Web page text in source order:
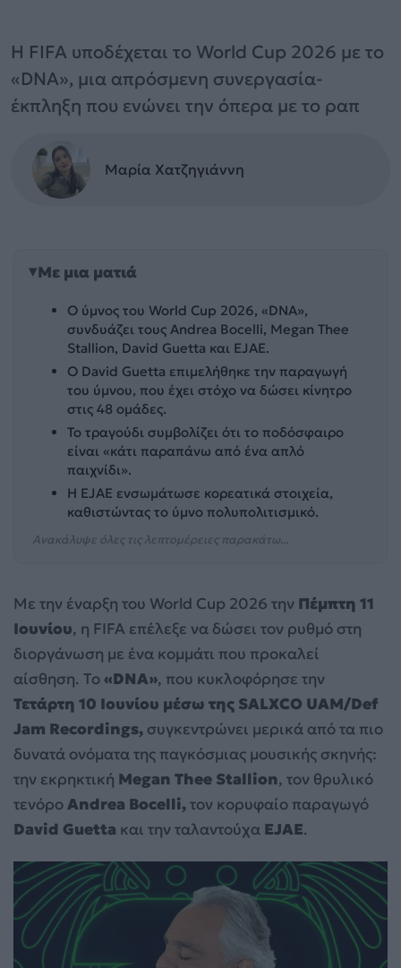
Η FIFA υποδέχεται το World Cup 2026 με το
«DNA», μια απρόσμενη συνεργασία-
έκπληξη που ενώνει την όπερα με το ραπ
Μαρία Χατζηγιάννη
Με μια ματιά
Ο ύμνος του World Cup 2026, «DNA»,
συνδυάζει τους Andrea Bocelli, Megan Thee
Stallion, David Guetta και EJAE.
Ο David Guetta επιμελήθηκε την παραγωγή
του ύμνου, που έχει στόχο να δώσει κίνητρο
στις 48 ομάδες.
Το τραγούδι συμβολίζει ότι το ποδόσφαιρο
είναι «κάτι παραπάνω από ένα απλό
παιχνίδι».
Η EJAE ενσωμάτωσε κορεατικά στοιχεία,
καθιστώντας το ύμνο πολυπολιτισμικό.
Ανακάλυψε όλες τις λεπτομέρειες παρακάτω...
Με την έναρξη του World Cup 2026 την Πέμπτη 11
Ιουνίου, η FIFA επέλεξε να δώσει τον ρυθμό στη
διοργάνωση με ένα κομμάτι που προκαλεί
αίσθηση. Το«DNA», που κυκλοφόρησε την
Τετάρτη 10 Ιουνίου μέσω της SALXCO UAM/Def
Jam Recordings, συγκεντρώνει μερικά από τα πιο
δυνατά ονόματα της παγκόσμιας μουσικής σκηνής:
την εκρηκτική Megan Thee Stallion, τον θρυλικό
τενόροAndrea Bocelli,τον κορυφαίο παραγωγό
David Guetta και την ταλαντούχα EJAE.